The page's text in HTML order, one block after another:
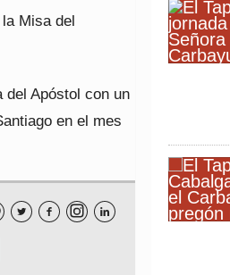
Misa del
del Apóstol con un
en el mes
  